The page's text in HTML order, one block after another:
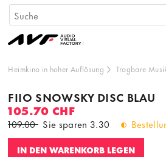
Heimkino in hoher Auflösung Tragbare
FIIO SNOWSKY DISC BLAU
105.70 CHF
109.00 Sie sparen 3.30
IN DEN WARENKORB LEGEN